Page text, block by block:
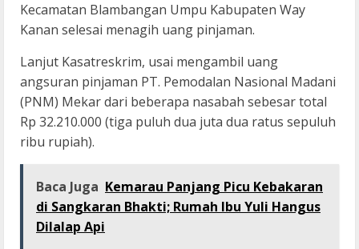
Kecamatan Blambangan Umpu Kabupaten Way
Kanan selesai menagih uang pinjaman.
Lanjut Kasatreskrim, usai mengambil uang
angsuran pinjaman PT. Pemodalan Nasional Madani
(PNM) Mekar dari beberapa nasabah sebesar total
Rp 32.210.000 (tiga puluh dua juta dua ratus sepuluh
ribu rupiah).
Baca Juga Kemarau Panjang Picu Kebakaran
di Sangkaran Bhakti; Rumah Ibu Yuli Hangus
Dilalap Api